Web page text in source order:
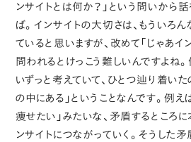
ンサイトとは何か？」という問いから
ば。インサイトの大切さは、もういろ
ていると思いますが、改めて「じゃあイ
問われるとけっこう難しいんですよね
いずっと考えていて、ひとつ辿り着い
の中にある」ということなんです。例え
痩せたい」みたいな、矛盾するところ
ンサイトにつながっていく。そうした